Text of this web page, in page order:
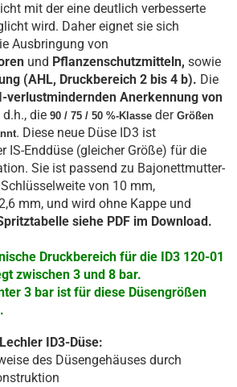
mit der eine deutlich verbesserte
wird. Daher eignet sie sich
Ausbringung von
und Pflanzenschutzmitteln, sowie
(AHL, Druckbereich 2 bis 4 b). Die
verlustmindernden Anerkennung von
die 90 / 75 / 50 %-Klasse der Größen
. Diese neue Düse ID3 ist
IS-Enddüse (gleicher Größe) für die
Sie ist passend zu Bajonettmutter-
von 10 mm,
mm, und wird ohne Kappe und
siehe PDF im Download.
Druckbereich für die ID3 120-01
zwischen 3 und 8 bar.
3 bar ist für diese Düsengrößen
ID3-Düse:
des Düsengehäuses durch